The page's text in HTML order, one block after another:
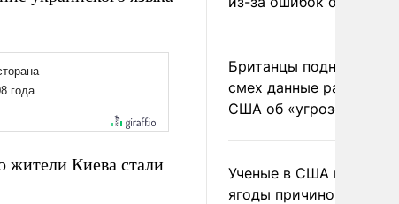
жители Киева стали
Британцы подняли на
смех данные разведки
США об «угрозе
Ученые в США назвали
ягоды причиной